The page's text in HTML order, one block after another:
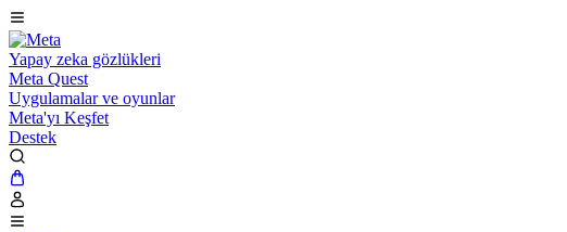
Yapay zeka gözlükleri
Meta Quest
Uygulamalar ve oyunlar
Meta'yı Keşfet
Destek